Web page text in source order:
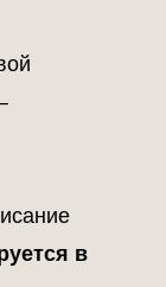
в